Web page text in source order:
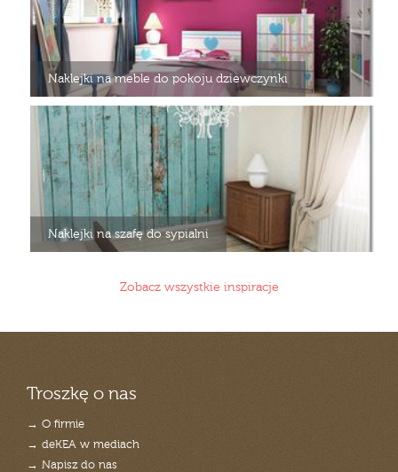
Naklejki na meble do pokoju dziewczynki
Naklejki na szafę do sypialni
Zobacz wszystkie inspiracje
Troszkę o nas
→ O firmie
→ deKEA w mediach
→ Napisz do nas